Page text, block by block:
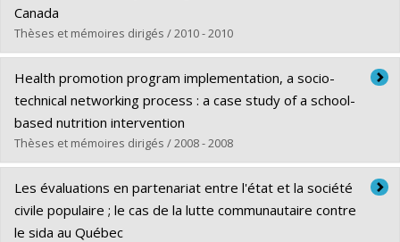
Diplôme obtenu :
Lien vers le document dans Papyrus
Canada
Thèses et mémoires dirigés / 2010 - 2010
Diplômé(e) :Delormier, Treena
Cycle :Doctorat
Diplôme obtenu :Ph. D.
Lien vers le document dans Papyrus
Health promotion program implementation, a socio-
technical networking process : a case study of a school-
based nutrition intervention
Thèses et mémoires dirigés / 2008 - 2008
Diplômé(e) :Bisset, Sherri
Cycle :Doctorat
Diplôme obtenu :
Les évaluations en partenariat entre l'état et la société
civile populaire ; le cas de la lutte communautaire contre
le sida au Québec